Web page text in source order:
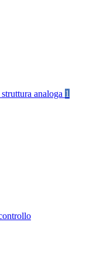
analoga 1